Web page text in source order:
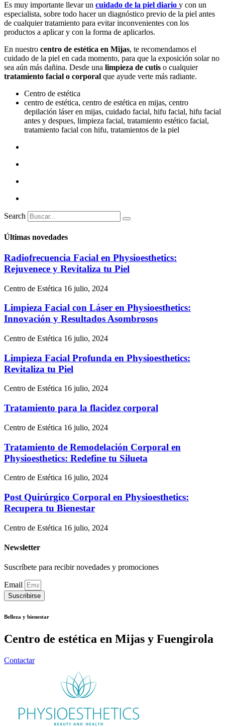
Es muy importante llevar un cuidado de la piel diario y con un
especialista, sobre todo hacer un diagnóstico previo de la piel antes
de cualquier tratamiento para evitar inconvenientes con los
productos a aplicar y con la forma de aplicarlos.
En nuestro centro de estética en Mijas, te recomendamos el
cuidado de la piel en cada momento, para que la exposición solar no
sea aún más dañina. Desde una limpieza de cutis o cualquier
tratamiento facial o corporal que ayude verte más radiante.
Centro de estética
centro de estética, centro de estética en mijas, centro
depilación láser en mijas, cuidado facial, hifu facial, hifu facial
antes y despues, limpieza facial, tratamiento estético facial,
tratamiento facial con hifu, tratamientos de la piel
Search
Últimas novedades
Radiofrecuencia Facial en Physioesthetics:
Rejuvenece y Revitaliza tu Piel
Centro de Estética 16 julio, 2024
Limpieza Facial con Láser en Physioesthetics:
Innovación y Resultados Asombrosos
Centro de Estética 16 julio, 2024
Limpieza Facial Profunda en Physioesthetics:
Revitaliza tu Piel
Centro de Estética 16 julio, 2024
Tratamiento para la flacidez corporal
Centro de Estética 16 julio, 2024
Tratamiento de Remodelación Corporal en
Physioesthetics: Redefine tu Silueta
Centro de Estética 16 julio, 2024
Post Quirúrgico Corporal en Physioesthetics:
Recupera tu Bienestar
Centro de Estética 16 julio, 2024
Newsletter
Suscríbete para recibir novedades y promociones
Email
Suscribirse
Belleza y bienestar
Centro de estética en Mijas y Fuengirola
Contactar